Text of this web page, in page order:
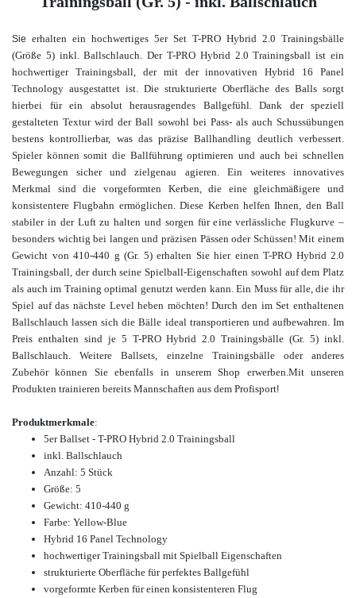
Sie erhalten ein hochwertiges 5er Set T-PRO Hybrid 2.0 Trainingsbälle
(Größe 5) inkl. Ballschlauch. Der T-PRO Hybrid 2.0 Trainingsball ist ein
hochwertiger Trainingsball, der mit der innovativen Hybrid 16 Panel
Technology ausgestattet ist. Die strukturierte Oberfläche des Balls sorgt
hierbei für ein absolut herausragendes Ballgefühl. Dank der speziell
gestalteten Textur wird der Ball sowohl bei Pass- als auch Schussübungen
bestens kontrollierbar, was das präzise Ballhandling deutlich verbessert.
Spieler können somit die Ballführung optimieren und auch bei schnellen
Bewegungen sicher und zielgenau agieren. Ein weiteres innovatives
Merkmal sind die vorgeformten Kerben, die eine gleichmäßigere und
konsistentere Flugbahn ermöglichen. Diese Kerben helfen Ihnen, den Ball
stabiler in der Luft zu halten und sorgen für eine verlässliche Flugkurve –
besonders wichtig bei langen und präzisen Pässen oder Schüssen! Mit einem
Gewicht von 410-440 g (Gr. 5) erhalten Sie hier einen T-PRO Hybrid 2.0
Trainingsball, der durch seine Spielball-Eigenschaften sowohl auf dem Platz
als auch im Training optimal genutzt werden kann. Ein Muss für alle, die ihr
Spiel auf das nächste Level heben möchten! Durch den im Set enthaltenen
Ballschlauch lassen sich die Bälle ideal transportieren und aufbewahren. Im
Preis enthalten sind je 5 T-PRO Hybrid 2.0 Trainingsbälle (Gr. 5) inkl.
Ballschlauch.
Weitere Ballsets, einzelne Trainingsbälle oder anderes
Zubehör können Sie ebenfalls in unserem Shop erwerben.Mit unseren
Produkten trainieren bereits Mannschaften aus dem Profisport!
Produktmerkmale:
5er Ballset - T-PRO Hybrid 2.0 Trainingsball
inkl. Ballschlauch
Anzahl: 5 Stück
Größe: 5
Gewicht: 410-440 g
Farbe: Yellow-Blue
Hybrid 16 Panel Technology
hochwertiger Trainingsball mit Spielball Eigenschaften
strukturierte Oberfläche für perfektes Ballgefühl
vorgeformte Kerben für einen konsistenteren Flug